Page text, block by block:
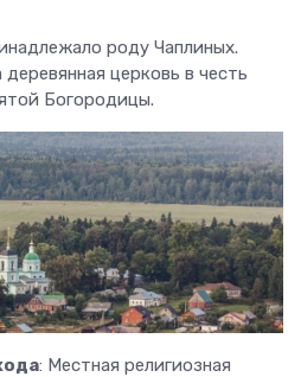
роду Чаплиных.
церковь в честь
Богородицы.
: Местная религиозная